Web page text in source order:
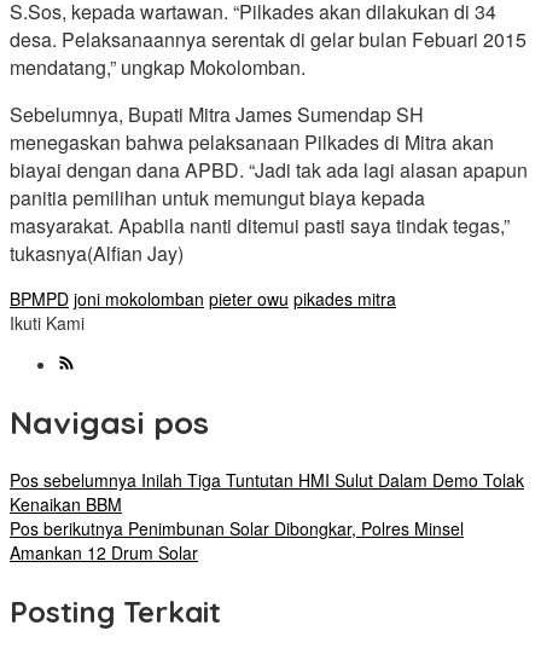
S.Sos, kepada wartawan. “Pilkades akan dilakukan di 34
desa. Pelaksanaannya serentak di gelar bulan Febuari 2015
mendatang,” ungkap Mokolomban.
Sebelumnya, Bupati Mitra James Sumendap SH
menegaskan bahwa pelaksanaan Pilkades di Mitra akan
biayai dengan dana APBD. “Jadi tak ada lagi alasan apapun
panitia pemilihan untuk memungut biaya kepada
masyarakat. Apabila nanti ditemui pasti saya tindak tegas,”
tukasnya(Alfian Jay)
BPMPD joni mokolomban pieter owu pikades mitra
Ikuti Kami
Navigasi pos
Pos sebelumnya Inilah Tiga Tuntutan HMI Sulut Dalam Demo Tolak
Kenaikan BBM
Pos berikutnya Penimbunan Solar Dibongkar, Polres Minsel
Amankan 12 Drum Solar
Posting Terkait